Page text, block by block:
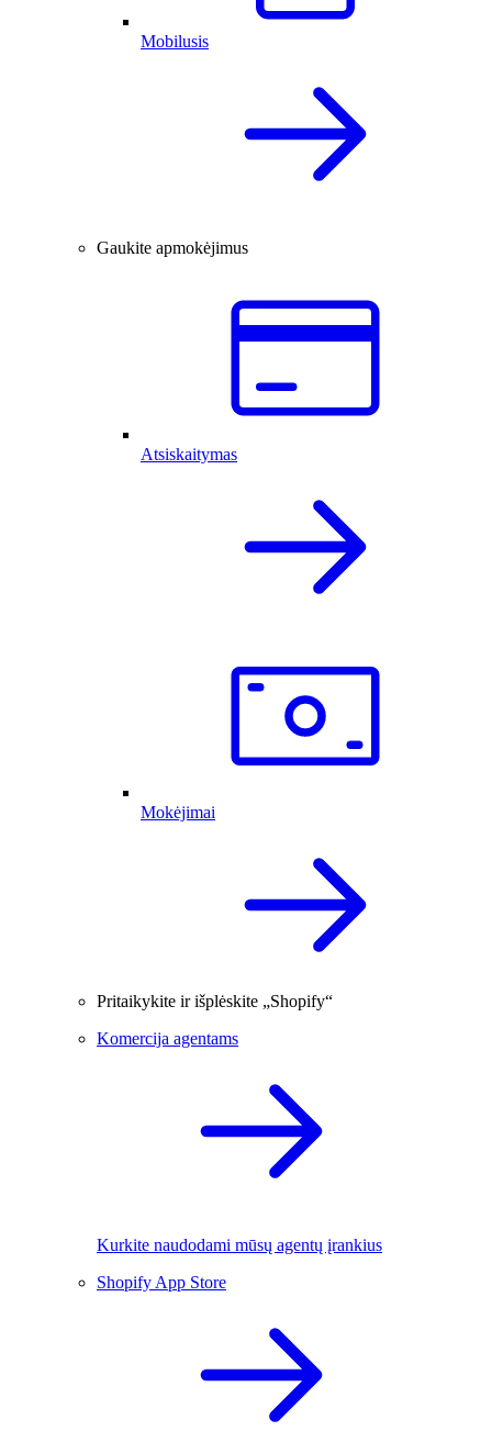
Mobilusis
Gaukite apmokėjimus
Atsiskaitymas
Mokėjimai
Pritaikykite ir išplėskite „Shopify“
Komercija agentams
Kurkite naudodami mūsų agentų įrankius
Shopify App Store